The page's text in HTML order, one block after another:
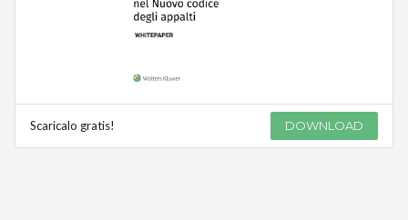
Scaricalo gratis! DOWNLOAD